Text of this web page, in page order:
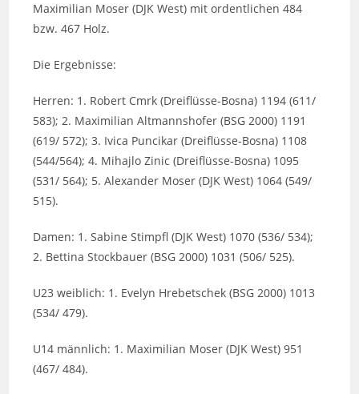
Maximilian Moser (DJK West) mit ordentlichen 484
bzw. 467 Holz.
Die Ergebnisse:
Herren: 1. Robert Cmrk (Dreiflüsse-Bosna) 1194 (611/
583); 2. Maximilian Altmannshofer (BSG 2000) 1191
(619/ 572); 3. Ivica Puncikar (Dreiflüsse-Bosna) 1108
(544/564); 4. Mihajlo Zinic (Dreiflüsse-Bosna) 1095
(531/ 564); 5. Alexander Moser (DJK West) 1064 (549/
515).
Damen: 1. Sabine Stimpfl (DJK West) 1070 (536/ 534);
2. Bettina Stockbauer (BSG 2000) 1031 (506/ 525).
U23 weiblich: 1. Evelyn Hrebetschek (BSG 2000) 1013
(534/ 479).
U14 männlich: 1. Maximilian Moser (DJK West) 951
(467/ 484).